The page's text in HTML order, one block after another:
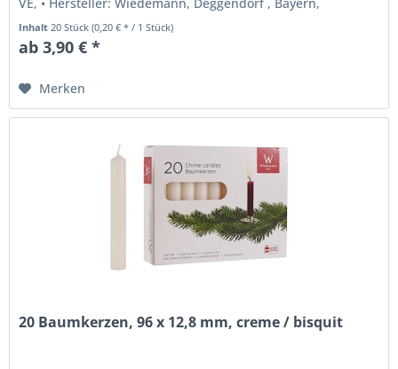
VE, • Hersteller: Wiedemann, Deggendorf , Bayern,
Inhalt20 Stück(0,20 € * / 1 Stück)
ab 3,90 € *
Merken
20 Baumkerzen, 96 x 12,8 mm, creme / bisquit